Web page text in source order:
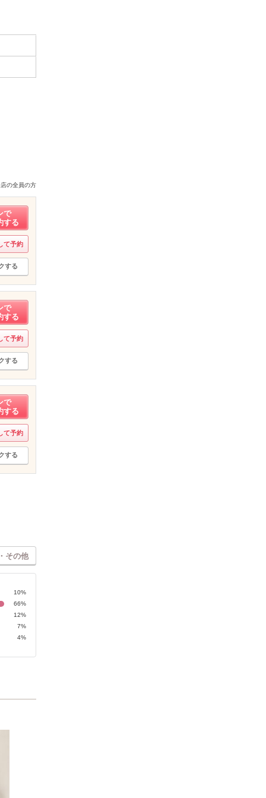
の全員の方
で
する
て予約
する
で
する
て予約
する
で
する
て予約
する
その他
10%
66%
12%
7%
4%